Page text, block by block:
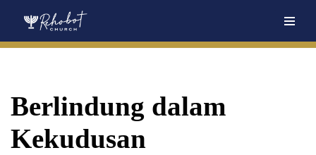
Berlindung dalam
Kekudusan